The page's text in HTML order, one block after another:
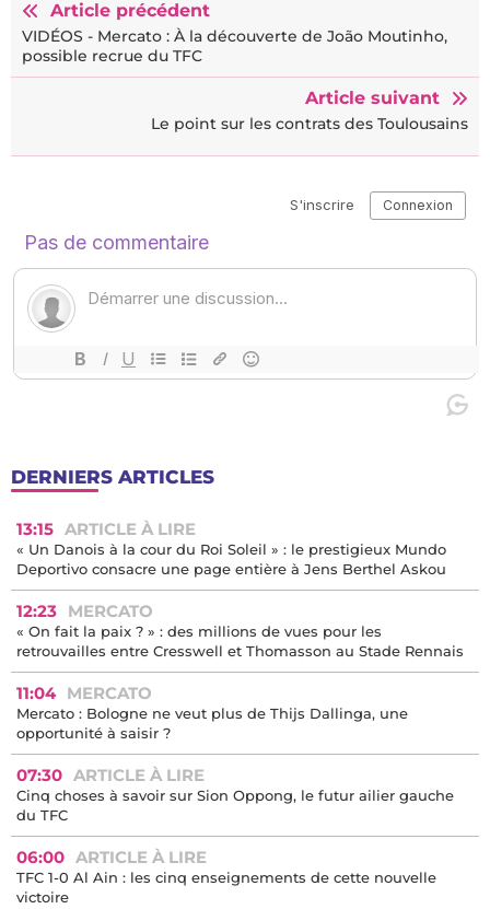
Article précédent
VIDÉOS - Mercato : À la découverte de João Moutinho,
possible recrue du TFC
Article suivant
Le point sur les contrats des Toulousains
DERNIERS ARTICLES
13:15 ARTICLE À LIRE
« Un Danois à la cour du Roi Soleil » : le prestigieux Mundo
Deportivo consacre une page entière à Jens Berthel Askou
12:23 MERCATO
« On fait la paix ? » : des millions de vues pour les
retrouvailles entre Cresswell et Thomasson au Stade Rennais
11:04 MERCATO
Mercato : Bologne ne veut plus de Thijs Dallinga, une
opportunité à saisir ?
07:30 ARTICLE À LIRE
Cinq choses à savoir sur Sion Oppong, le futur ailier gauche
du TFC
06:00 ARTICLE À LIRE
TFC 1-0 Al Ain : les cinq enseignements de cette nouvelle
victoire